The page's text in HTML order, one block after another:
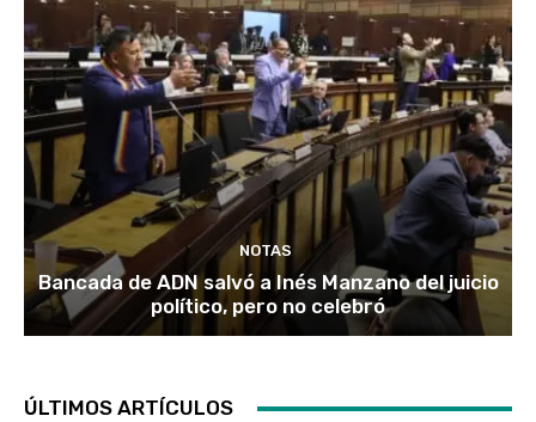
NOTAS
Bancada de ADN salvó a Inés Manzano del juicio
político, pero no celebró
ÚLTIMOS ARTÍCULOS